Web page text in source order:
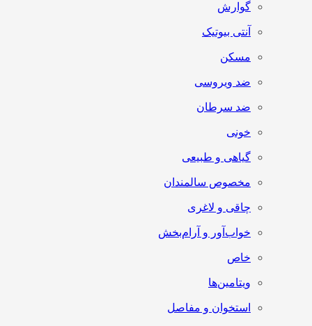
گوارش
آنتی‌ بیوتیک
مسکن
ضد ویروسی
ضد سرطان
خونی
گیاهی و طبیعی
مخصوص سالمندان
چاقی و لاغری
خواب‌آور و آرام‌بخش
خاص
ویتامین‌ها
استخوان و مفاصل